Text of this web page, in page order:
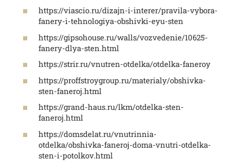
https://viascio.ru/dizajn-i-interer/pravila-vybora-
fanery-i-tehnologiya-obshivki-eyu-sten
https://gipsohouse.ru/walls/vozvedenie/10625-
fanery-dlya-sten.html
https://strir.ru/vnutren-otdelka/otdelka-faneroy
https://proffstroygroup.ru/materialy/obshivka-
sten-faneroj.html
https://grand-haus.ru/lkm/otdelka-sten-
faneroj.html
https://domsdelat.ru/vnutrinnia-
otdelka/obshivka-faneroj-doma-vnutri-otdelka-
sten-i-potolkov.html